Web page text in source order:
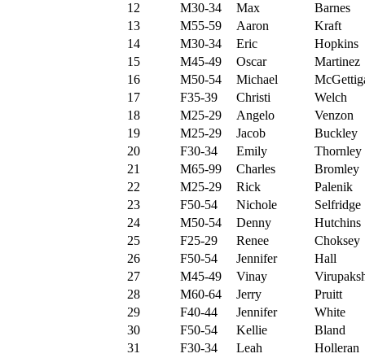
12
M30-34 Max
Barnes
13
M55-59 Aaron
Kraft
14
M30-34 Eric
Hopkins
15
M45-49 Oscar
Martinez
16
M50-54 Michael
17
F35-39 Christi
Welch
18
M25-29 Angelo
Venzon
19
M25-29 Jacob
Buckley
20
F30-34 Emily
Thornley
21
M65-99 Charles
Bromley
22
M25-29 Rick
Palenik
23
F50-54 Nichole
Selfridge
24
M50-54 Denny
Hutchins
25
F25-29 Renee
Choksey
26
F50-54 Jennifer
Hall
27
M45-49 Vinay
28
M60-64 Jerry
Pruitt
29
F40-44 Jennifer
White
30
F50-54 Kellie
Bland
31
F30-34 Leah
Holleran